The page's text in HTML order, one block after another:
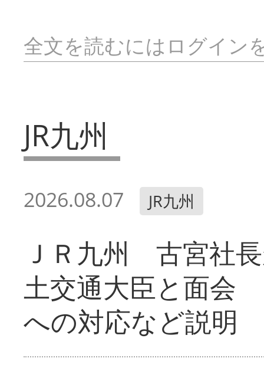
全文を読むにはログイン
JR九州
2026.08.07 JR九州
ＪＲ九州 古宮社
土交通大臣と面会
への対応など説明